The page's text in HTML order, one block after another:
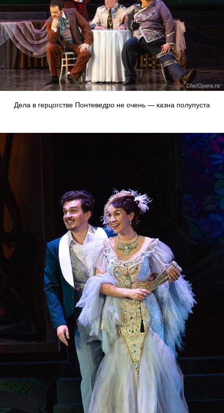
Дела в герцогстве Понтеведро не очень — казна полупуста